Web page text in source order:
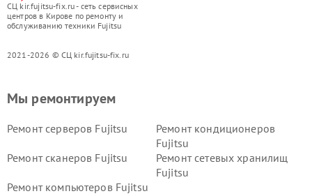
СЦ kir.fujitsu-fix.ru - сеть сервисных
центров в Кирове по ремонту и
обслуживанию техники Fujitsu
2021-2026 © СЦ kir.fujitsu-fix.ru
Мы ремонтируем
Ремонт серверов Fujitsu
Ремонт кондиционеров
Fujitsu
Ремонт сканеров Fujitsu
Ремонт сетевых хранилищ
Fujitsu
Ремонт компьютеров Fujitsu